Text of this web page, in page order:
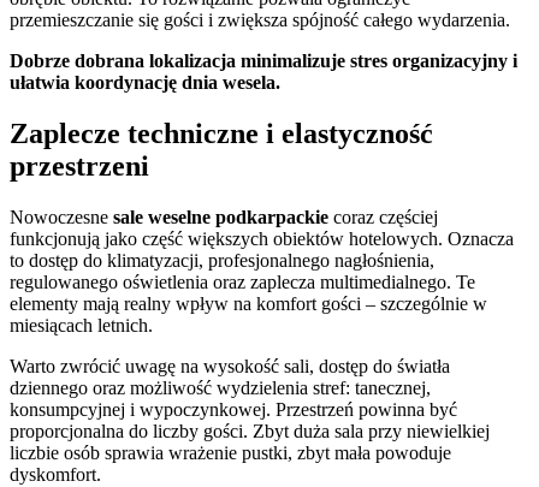
przemieszczanie się gości i zwiększa spójność całego wydarzenia.
Dobrze dobrana lokalizacja minimalizuje stres organizacyjny i
ułatwia koordynację dnia wesela.
Zaplecze techniczne i elastyczność
przestrzeni
Nowoczesne sale weselne podkarpackie coraz częściej
funkcjonują jako część większych obiektów hotelowych. Oznacza
to dostęp do klimatyzacji, profesjonalnego nagłośnienia,
regulowanego oświetlenia oraz zaplecza multimedialnego. Te
elementy mają realny wpływ na komfort gości – szczególnie w
miesiącach letnich.
Warto zwrócić uwagę na wysokość sali, dostęp do światła
dziennego oraz możliwość wydzielenia stref: tanecznej,
konsumpcyjnej i wypoczynkowej. Przestrzeń powinna być
proporcjonalna do liczby gości. Zbyt duża sala przy niewielkiej
liczbie osób sprawia wrażenie pustki, zbyt mała powoduje
dyskomfort.